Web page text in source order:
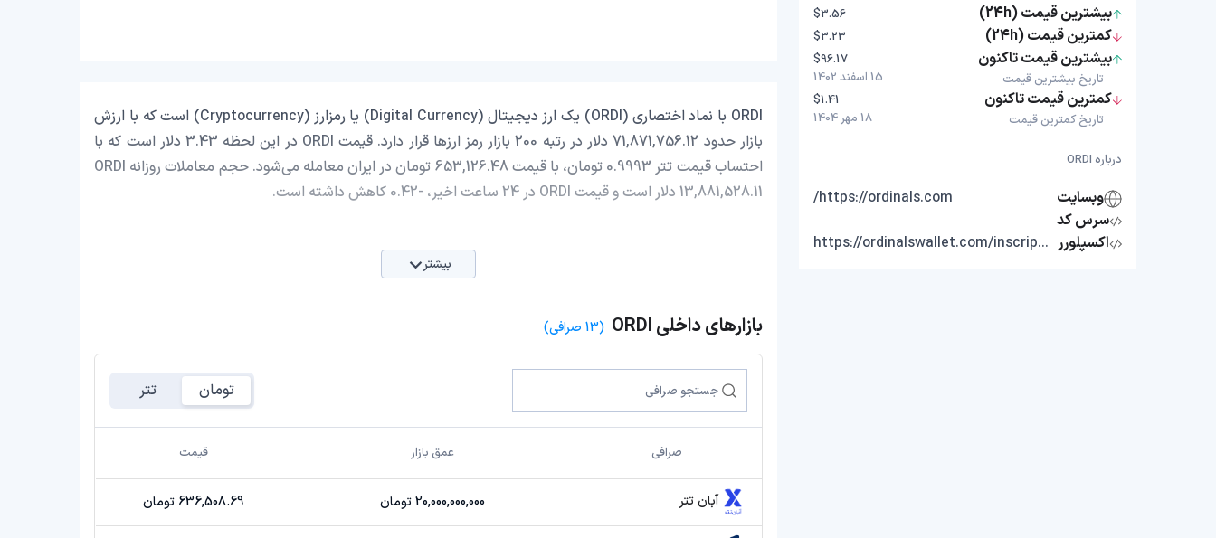
بیشترین قیمت (24h) $3.56
کمترین قیمت (24h) $3.23
بیشترین قیمت تاکنون
تاریخ بیشترین قیمت
$96.17
15 اسفند 1402
کمترین قیمت تاکنون
تاریخ کمترین قیمت
$1.41
18 مهر 1404
درباره ORDI
وبسایت
https://ordinals.com/
سرس کد
اکسپلورر https://ordinalswallet.com/inscription/b61b0172d95e266c18aea0c624db987e971a5d6d4ebc2aaed85da4642d635735i0
ORDI با نماد اختصاری (ORDI) یک ارز دیجیتال (Digital Currency) یا رمزارز (Cryptocurrency) است که با ارزش
بازار حدود 71,871,756.12 دلار در رتبه 200 بازار رمز ارزها قرار دارد. قیمت ORDI در این لحظه 3.43 دلار است که با
احتساب قیمت تتر 0.9993 تومان، با قیمت 653,126.48 تومان در ایران معامله می‌شود. حجم معاملات روزانه ORDI
13,881,528.11 دلار است و قیمت ORDI در 24 ساعت اخیر، -0.42 کاهش داشته است.
بیشتر
بازارهای داخلی ORDI (13 صرافی)
تومان تتر
صرافی عمق بازار قیمت
آبان تتر 20,000,000,000 تومان 636,508.69 تومان